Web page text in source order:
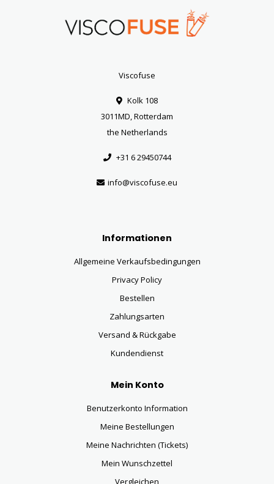
Viscofuse
Kolk 108
3011MD, Rotterdam
the Netherlands
+31 6 29450744
info@viscofuse.eu
Informationen
Allgemeine Verkaufsbedingungen
Privacy Policy
Bestellen
Zahlungsarten
Versand & Rückgabe
Kundendienst
Mein Konto
Benutzerkonto Information
Meine Bestellungen
Meine Nachrichten (Tickets)
Mein Wunschzettel
Vergleichen